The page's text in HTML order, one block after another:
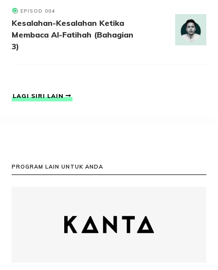
EPISOD 004
Kesalahan-Kesalahan Ketika
Membaca Al-Fatihah (Bahagian
3)
LAGI SIRI LAIN
PROGRAM LAIN UNTUK ANDA